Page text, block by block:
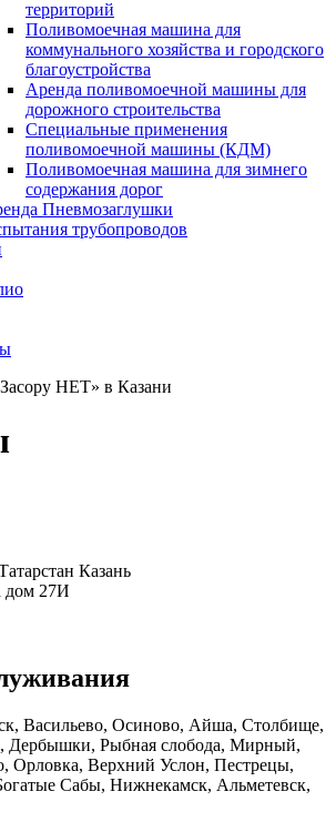
территорий
Поливомоечная машина для
коммунального хозяйства и городского
благоустройства
Аренда поливомоечной машины для
дорожного строительства
Специальные применения
поливомоечной машины (КДМ)
Поливомоечная машина для зимнего
содержания дорог
Пневмозаглушки
трубопроводов
НЕТ» в Казани
Казань
дом 27И
Васильево, Осиново, Айша, Столбище,
Дербышки, Рыбная слобода, Мирный,
Орловка, Верхний Услон, Пестрецы,
Сабы, Нижнекамск, Альметевск,